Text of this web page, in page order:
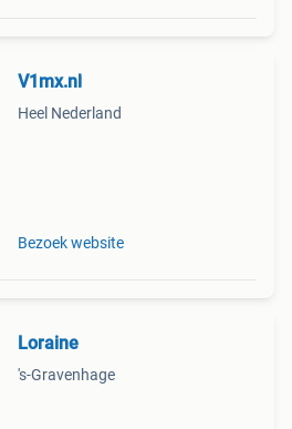
V1mx.nl
Heel Nederland
Bezoek website
Loraine
's-Gravenhage